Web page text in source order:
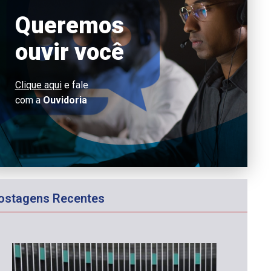
Queremos
ouvir você
Clique aquie fale
com aOuvidoria
Recentes